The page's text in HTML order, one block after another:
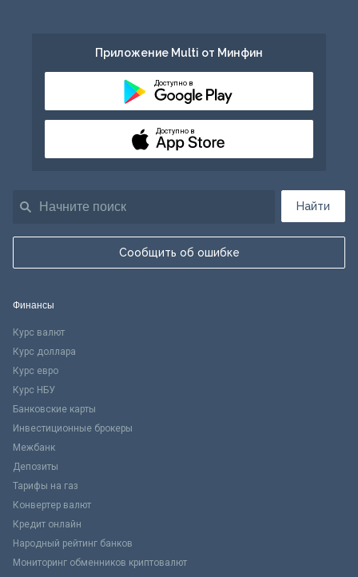
Найти
Сообщить об ошибке
Приложение Multi от Минфин
Доступно в
Доступно в
Финансы
Курс валют
Курс доллара
Курс евро
Курс НБУ
Банковские карты
Инвестиционные брокеры
Межбанк
Депозиты
Тарифы на газ
Конвертер валют
Кредит онлайн
Народный рейтинг банков
Мониторинг обменников криптовалют